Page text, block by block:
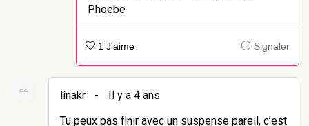
Phoebe
1 J'aime Signaler
linakr -
Il y a 4 ans
Tu peux pas finir avec un suspense pareil, c’est